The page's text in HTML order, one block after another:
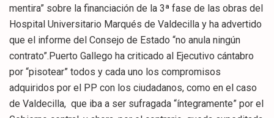
mentira” sobre la financiación de la 3ª fase de las obras del
Hospital Universitario Marqués de Valdecilla y ha advertido
que el informe del Consejo de Estado “no anula ningún
contrato”.Puerto Gallego ha criticado al Ejecutivo cántabro
por “pisotear” todos y cada uno los compromisos
adquiridos por el PP con los ciudadanos, como en el caso
de Valdecilla, que iba a ser sufragada “íntegramente” por el